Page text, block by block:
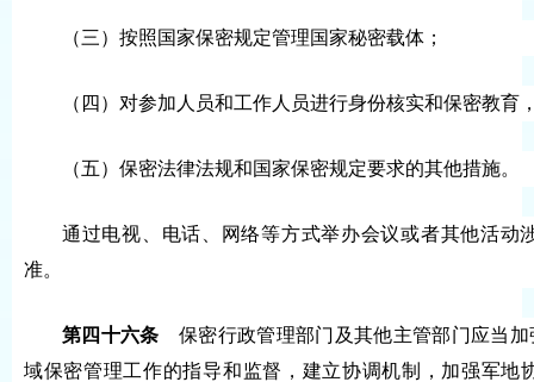
（三）按照国家保密规定管理国家秘密载体；
（四）对参加人员和工作人员进行身份核实和保密教育
（五）保密法律法规和国家保密规定要求的其他措施。
通过电视、电话、网络等方式举办会议或者其他活动
准。
第四十六条 保密行政管理部门及其他主管部门应当
域保密管理工作的指导和监督，建立协调机制，加强军地